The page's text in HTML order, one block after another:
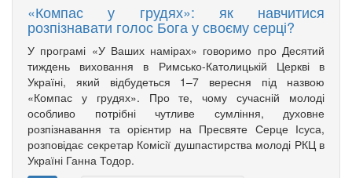
«Компас у грудях»: як навчитися
розпізнавати голос Бога у своєму серці?
У програмі «У Ваших намірах» говоримо про Десятий
тиждень виховання в Римсько-Католицькій Церкві в
Україні, який відбудеться 1–7 вересня під назвою
«Компас у грудях». Про те, чому сучасній молоді
особливо потрібні чутливе сумління, духовне
розпізнавання та орієнтир на Пресвяте Серце Ісуса,
розповідає секретар Комісії душпастирства молоді РКЦ в
Україні Ганна Тодор.